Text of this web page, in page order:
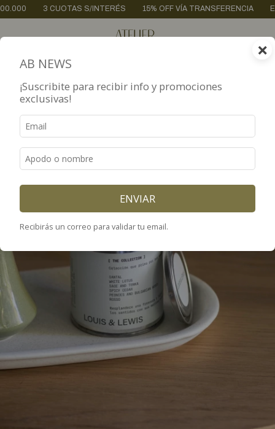
S/INTERÉS 15% OFF VÍA TRANSFERENCIA ENVÍOS A
×
AB NEWS
¡Suscribite para recibir info y promociones
exclusivas!
ENVIAR
Recibirás un correo para validar tu email.